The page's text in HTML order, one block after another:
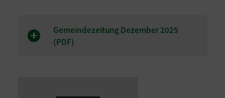
Gemeindezeitung Dezember 2025
(PDF)